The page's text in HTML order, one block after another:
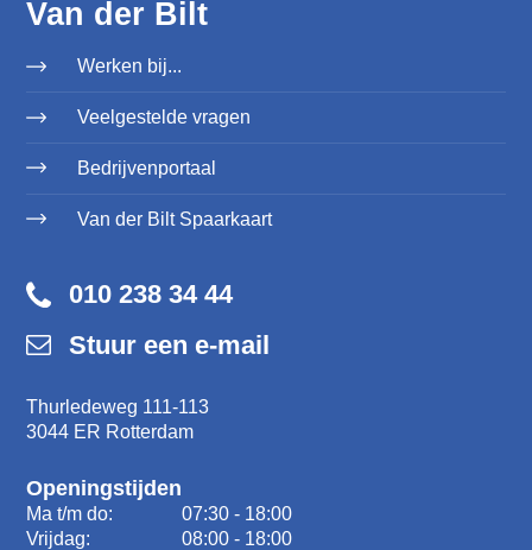
Van der Bilt
Werken bij...
Veelgestelde vragen
Bedrijvenportaal
Van der Bilt Spaarkaart
010 238 34 44
Stuur een e-mail
Thurledeweg 111-113
3044 ER Rotterdam
Openingstijden
Ma t/m do:
07:30 - 18:00
Vrijdag:
08:00 - 18:00